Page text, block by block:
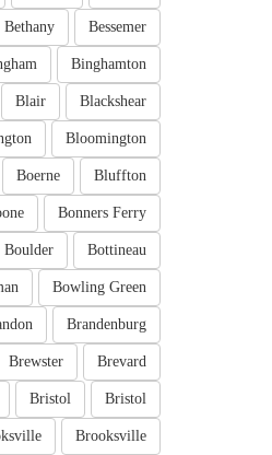
Bessemer
Bethany
Binghamton
Blackshear
Blair
Bloomington
Bluffton
Boerne
Bonners Ferry
Bottineau
Boulder
Bowling Green
Brandenburg
Brevard
Brewster
Bristol
Bristol
Brooksville